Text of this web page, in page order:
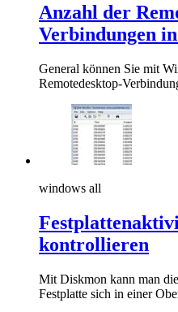
Anzahl der
Verbindungen
General können Sie mit
Remotedesktop-
windows all
kontrollieren
Mit Diskmon kann man
Festplatte sich in einer